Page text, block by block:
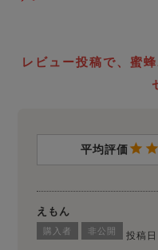
レビュー投稿で、蜜
えもん
購入者 非公開 投稿日